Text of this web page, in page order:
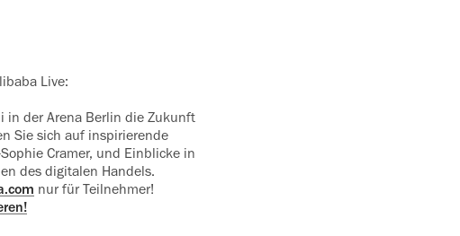
Live:
in der Arena Berlin die Zukunft
Sie sich auf inspirierende
Cramer, und Einblicke in
des digitalen Handels.
nur für Teilnehmer!